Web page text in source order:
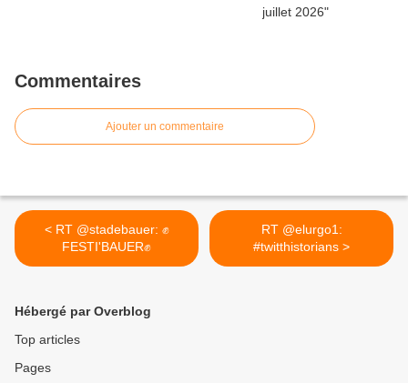
Commentaires
Ajouter un commentaire
< RT @stadebauer: ✊
FESTI'BAUER✊
RT @elurgo1:
#twitthistorians >
Hébergé par Overblog
Top articles
Pages